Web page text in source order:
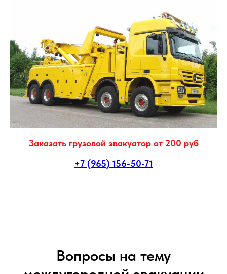
Заказать грузовой эвакуатор от 200 руб
+7 (965) 156-50-71
Вопросы на тему